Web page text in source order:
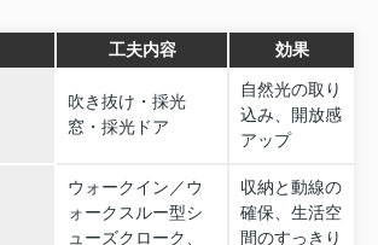
工夫内容 効果
吹き抜け・採光
窓・採光ドア
自然光の取り
込み、開放感
アップ
ウォークイン／ウ
ォークスルー型シ
ューズクローク、
収納と動線の
確保、生活空
間のすっきり